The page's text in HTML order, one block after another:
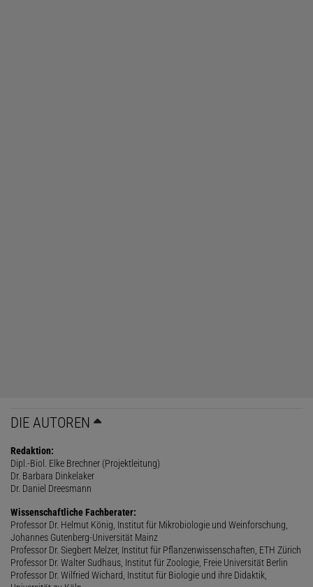
DIE AUTOREN
Redaktion:
Dipl.-Biol. Elke Brechner (Projektleitung)
Dr. Barbara Dinkelaker
Dr. Daniel Dreesmann
Wissenschaftliche Fachberater:
Professor Dr. Helmut König, Institut für Mikrobiologie und Weinforschung,
Johannes Gutenberg-Universität Mainz
Professor Dr. Siegbert Melzer, Institut für Pflanzenwissenschaften, ETH Zürich
Professor Dr. Walter Sudhaus, Institut für Zoologie, Freie Universität Berlin
Professor Dr. Wilfried Wichard, Institut für Biologie und ihre Didaktik,